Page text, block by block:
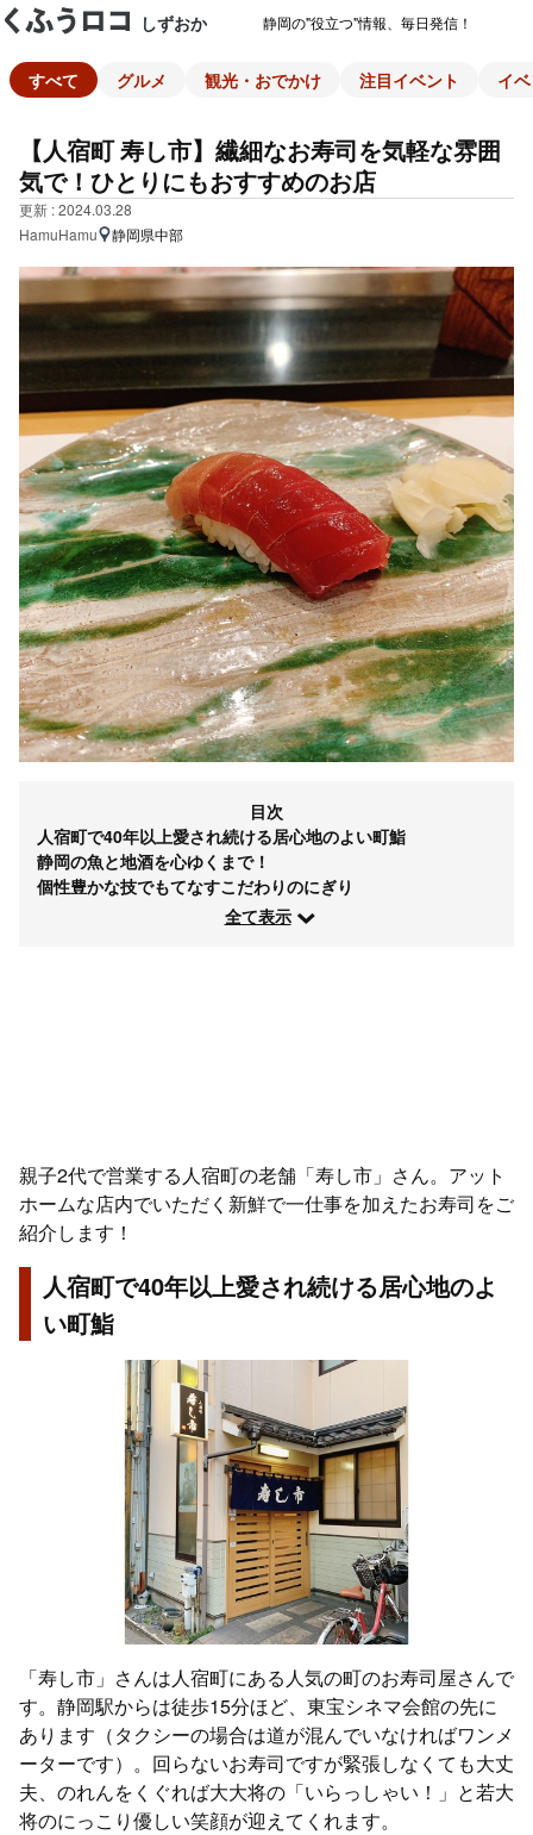
しずおか 静岡の"役立つ"情報、毎日発信！
すべて グルメ 観光・おでかけ 注目イベント イ
【人宿町 寿し市】繊細なお寿司を気軽な雰囲
気で！ひとりにもおすすめのお店
更新 : 2024.03.28
HamuHamu
静岡県中部
目次
人宿町で40年以上愛され続ける居心地のよい町鮨
静岡の魚と地酒を心ゆくまで！
個性豊かな技でもてなすこだわりのにぎり
全て表示
親子2代で営業する人宿町の老舗「寿し市」さん。アット
ホームな店内でいただく新鮮で一仕事を加えたお寿司をご
紹介します！
人宿町で40年以上愛され続ける居心地のよ
い町鮨
「寿し市」さんは人宿町にある人気の町のお寿司屋さんで
す。静岡駅からは徒歩15分ほど、東宝シネマ会館の先に
あります（タクシーの場合は道が混んでいなければワンメ
ーターです）。回らないお寿司ですが緊張しなくても大丈
夫、のれんをくぐれば大大将の「いらっしゃい！」と若大
将のにっこり優しい笑顔が迎えてくれます。